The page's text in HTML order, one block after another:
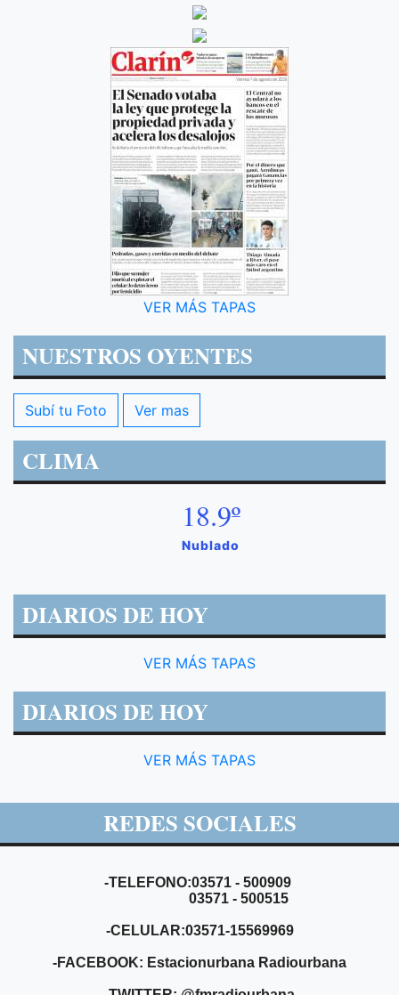
VER MÁS TAPAS
NUESTROS OYENTES
Subí tu Foto Ver mas
CLIMA
18.9º
Nublado
DIARIOS DE HOY
VER MÁS TAPAS
DIARIOS DE HOY
VER MÁS TAPAS
REDES SOCIALES
-TELEFONO:03571 - 500909
03571 - 500515
-CELULAR:03571-15569969
-FACEBOOK: Estacionurbana Radiourbana